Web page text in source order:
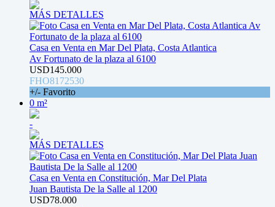
MÁS DETALLES
Casa en Venta en Mar Del Plata, Costa Atlantica
Av Fortunato de la plaza al 6100
USD145.000
FHO8172530
+/- Favorito
0 m²
-
MÁS DETALLES
Casa en Venta en Constitución, Mar Del Plata
Juan Bautista De la Salle al 1200
USD78.000